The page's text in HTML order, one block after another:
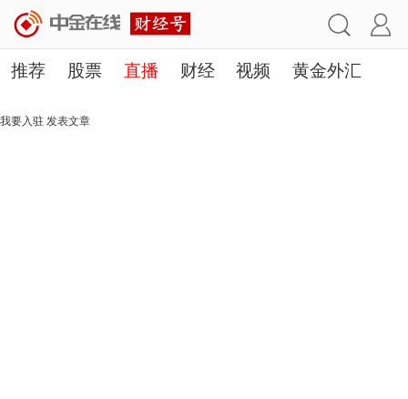
推荐 股票 直播 财经 视频 黄金外汇
理财 行业
我要入驻 发表文章